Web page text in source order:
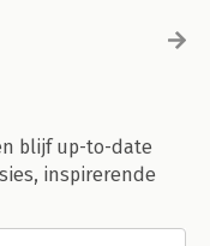
blijf up-to-date
inspirerende